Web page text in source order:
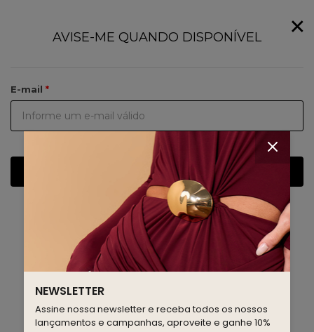
×
AVISE-ME QUANDO DISPONÍVEL
E-mail
Salvar
NEWSLETTER
Assine nossa newsletter e receba todos os nossos
lançamentos e campanhas, aproveite e ganhe 10%